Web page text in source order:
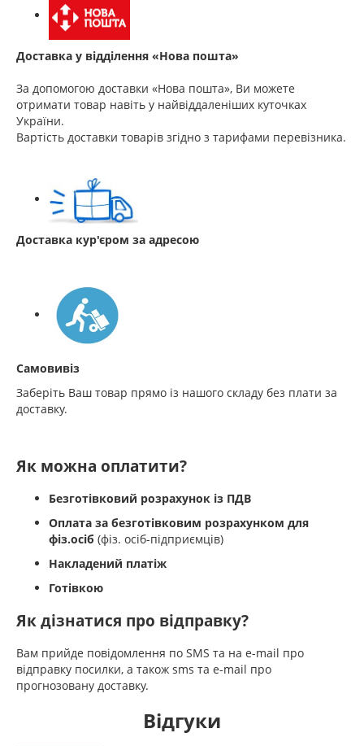
Доставка у відділення «Нова пошта»
За допомогою доставки «Нова пошта», Ви можете
отримати товар навіть у найвіддаленіших куточках
України.
Вартість доставки товарів згідно з тарифами перевізника.
Доставка кур'єром за адресою
Самовивіз
Заберіть Ваш товар прямо із нашого складу без плати за
доставку.
Як можна оплатити?
Безготівковий розрахунок із ПДВ
Оплата за безготівковим розрахунком для
фіз.осіб (фіз. осіб-підприємців)
Накладений платіж
Готівкою
Як дізнатися про відправку?
Вам прийде повідомлення по SMS та на e-mail про
відправку посилки, а також sms та e-mail про
прогнозовану доставку.
Відгуки